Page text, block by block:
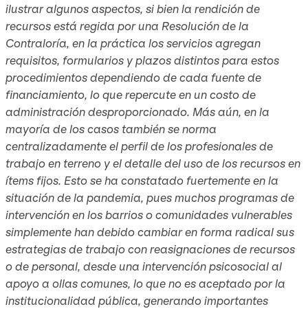
ilustrar algunos aspectos, si bien la rendición de
recursos está regida por una Resolución de la
Contraloría, en la práctica los servicios agregan
requisitos, formularios y plazos distintos para estos
procedimientos dependiendo de cada fuente de
financiamiento, lo que repercute en un costo de
administración desproporcionado. Más aún, en la
mayoría de los casos también se norma
centralizadamente el perfil de los profesionales de
trabajo en terreno y el detalle del uso de los recursos en
ítems fijos. Esto se ha constatado fuertemente en la
situación de la pandemia, pues muchos programas de
intervención en los barrios o comunidades vulnerables
simplemente han debido cambiar en forma radical sus
estrategias de trabajo con reasignaciones de recursos
o de personal, desde una intervención psicosocial al
apoyo a ollas comunes, lo que no es aceptado por la
institucionalidad pública, generando importantes